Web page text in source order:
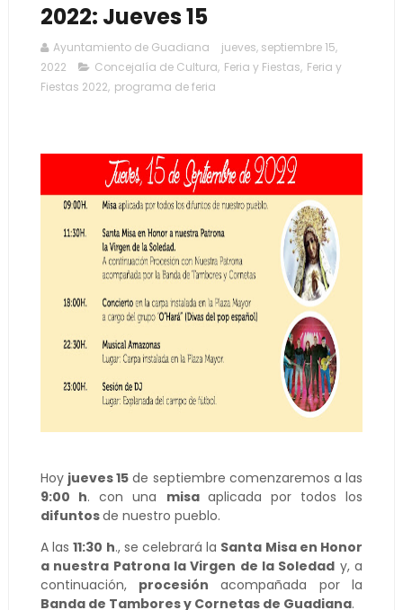
2022: Jueves 15
Ayuntamiento de Guadiana
jueves, septiembre 15,
2022
Concejalía de Cultura, Feria y Fiestas, Feria y
Fiestas 2022, programa de feria
Hoy jueves 15 de septiembre comenzaremos a las
9:00 h. con una misa aplicada por todos los
difuntosde nuestro pueblo.
A las11:30 h., se celebrará la Santa Misa en Honor
a nuestra Patrona la Virgen de la Soledad y, a
continuación, procesiónacompañada por la
Banda de Tambores y Cornetas de Guadiana.